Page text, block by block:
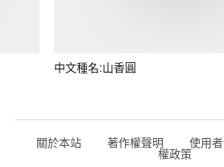
中文種名:山香圓
關於本站 著作權聲明 使用
權政策